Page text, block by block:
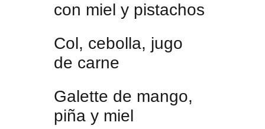
con miel y pistachos
Col, cebolla, jugo
de carne
Galette de mango,
piña y miel